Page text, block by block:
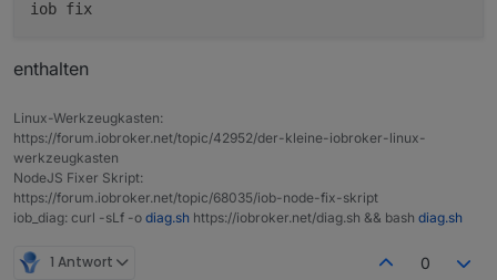
6.14.18
enthalten
Linux-Werkzeugkasten:
https://forum.iobroker.net/topic/42952/der-kleine-iobroker-linux-
werkzeugkasten
NodeJS Fixer Skript:
https://forum.iobroker.net/topic/68035/iob-node-fix-skript
iob_diag: curl -sLf -o diag.sh https://iobroker.net/diag.sh && bash diag.sh
1 Antwort 0